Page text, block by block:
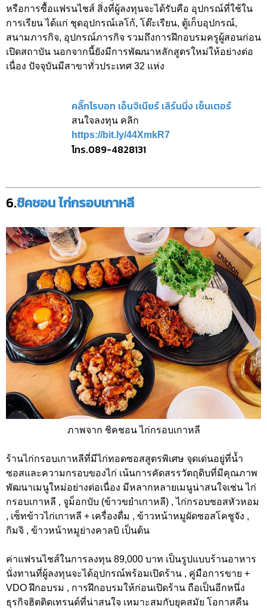
หรือการซื้อแฟรนไชส์ สิ่งที่ผู้ลงทุนจะได้รับคือ อุปกรณ์ที่ใช้ใน
การเรียน ได้แก่ ชุดอุปกรณ์เลโก้, โต๊ะเรียน, ตู้เก็บอุปกรณ์,
สนามภารกิจ, อุปกรณ์ภารกิจ รวมถึงการฝึกอบรมครูผู้สอนก่อน
เปิดสถาบัน นอกจากนี้ยังมีการพัฒนาหลักสูตรใหม่ให้อย่างต่อ
เนื่อง ปัจจุบันมีสาขาทั่วประเทศ 32 แห่ง
คลิ๊กโรบอท เอ็นจิเนียร์ เลิร์นนิ่ง เซ็นเตอร์
สนใจลงทุน คลิก
https://bit.ly/44XmkR7
โทร.089-4828131
6.ชิคชอน ไก่กรอบเกาหลี
ภาพจาก ชิคชอน ไก่กรอบเกาหลี
ร้านไก่กรอบเกาหลีที่มีไก่ทอดซอสสูตรพิเศษ จุดเด่นอยู่ที่น้ำ
ซอสและความกรอบของไก่ เน้นการคัดสรรวัตถุดิบที่มีคุณภาพ
พัฒนาเมนูใหม่อย่างต่อเนื่อง มีหลากหลายเมนูน่าสนใจเช่น ไก่
กรอบเกาหลี , จูม็อกบับ (ข้าวขยำเกาหลี) , ไก่กรอบซอสหัวหอม
, เซ็ทข้าวไก่เกาหลี + เครื่องดื่ม , ข้าวหน้าหมูผัดซอสโคชูจัง ,
กิมจิ , ข้าวหน้าหมูย่างคาลบิ เป็นต้น
ค่าแฟรนไชส์ในการลงทุน 89,000 บาท เป็นรูปแบบร้านอาหาร
นั่งทานที่ผู้ลงทุนจะได้อุปกรณ์พร้อมเปิดร้าน , คู่มือการขาย +
VDO ฝึกอบรม , การฝึกอบรมให้ก่อนเปิดร้าน ถือเป็นอีกหนึ่ง
ธุรกิจฮิตติดเทรนด์ที่น่าสนใจ เหมาะสมกับยุคสมัย โอกาสคืน